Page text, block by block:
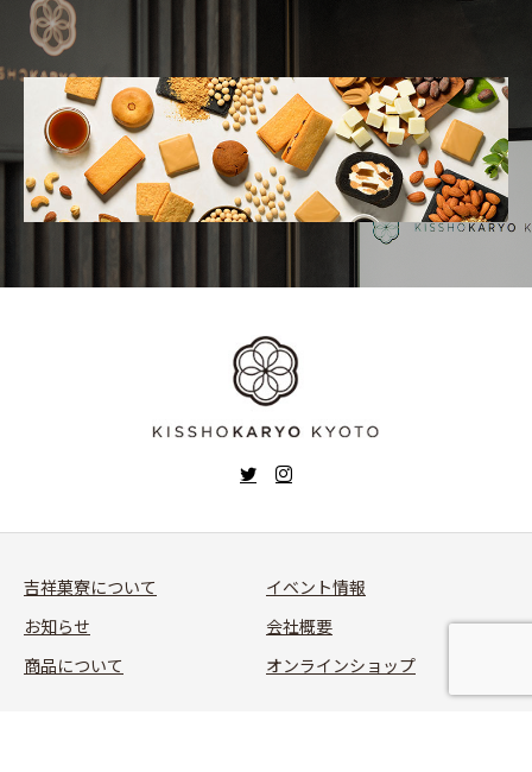
お知らせ
吉祥菓寮について
イベント情報
お知らせ
会社概要
商品について
オンラインショップ